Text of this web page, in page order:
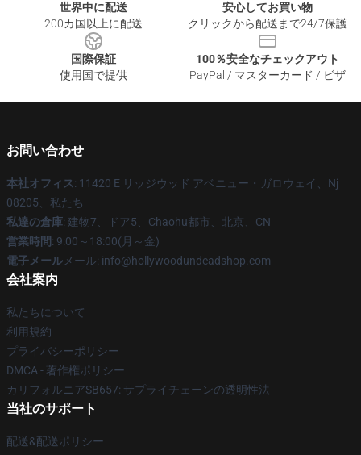
世界中に配送
200カ国以上に配送
安心してお買い物
クリックから配送まで24/7保護
国際保証
使用国で提供
100％安全なチェックアウト
PayPal / マスターカード / ビザ
お問い合わせ
本社オフィス: 11420 E リッジウッド アベニュー・ガロウェイ、Nj
08205、私たち
私達の倉庫: 建物7、ドア5、Chaohu都市、北京、CN
営業時間: 9:00～18:00(月～金)
電子メール メール: info@hollywoodundeadshop.com
会社案内
私たちについて
利用規約
プライバシーポリシー
DMCA - 著作権ポリシー
カリフォルニアSB657: サプライチェーンの透明性法
当社のサポート
配送&配送ポリシー